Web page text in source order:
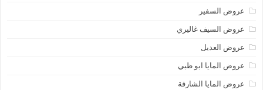
عروض السفير
عروض السيف غاليري
عروض العديل
عروض المايا ابو ظبي
عروض المايا الشارقة